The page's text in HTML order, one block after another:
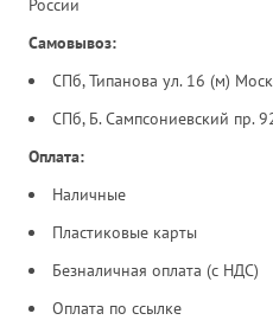
России
Самовывоз:
СПб, Типанова ул. 16 (м)
СПб, Б. Сампсониевский пр.
Оплата:
Наличные
Пластиковые карты
Безналичная оплата (с НДС)
Оплата по ссылке